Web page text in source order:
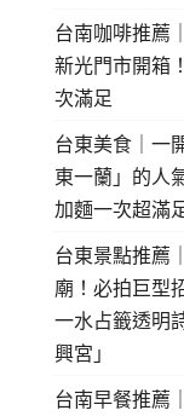
台南咖啡推薦
新光門市開箱
次滿足
台東美食｜一
東一蘭」的人
加麵一次超滿
台東景點推薦
廟！必拍巨型
一水占籤透明
興宮」
台南早餐推薦